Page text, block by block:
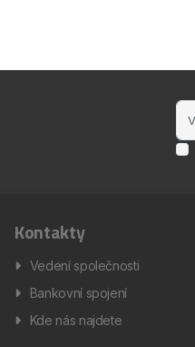
Kontakty
Vedení společnosti
Bankovní spojení
Kde nás najdete